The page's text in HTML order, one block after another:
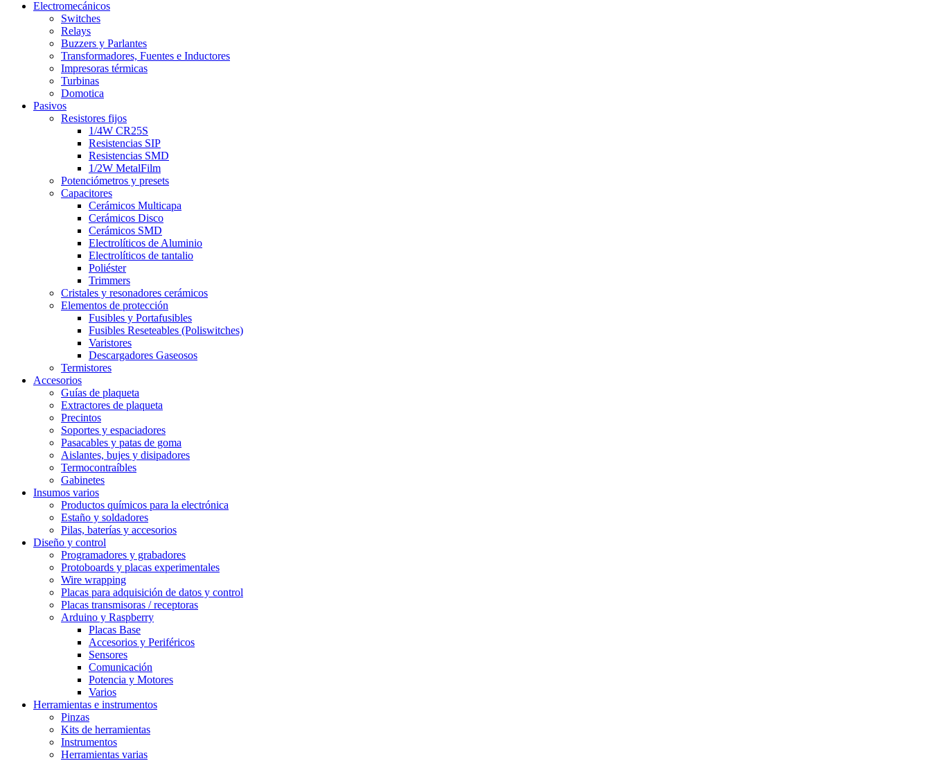
Electromecánicos
Switches
Relays
Buzzers y Parlantes
Transformadores, Fuentes e Inductores
Impresoras térmicas
Turbinas
Domotica
Pasivos
Resistores fijos
1/4W CR25S
Resistencias SIP
Resistencias SMD
1/2W MetalFilm
Potenciómetros y presets
Capacitores
Cerámicos Multicapa
Cerámicos Disco
Cerámicos SMD
Electrolíticos de Aluminio
Electrolíticos de tantalio
Poliéster
Trimmers
Cristales y resonadores cerámicos
Elementos de protección
Fusibles y Portafusibles
Fusibles Reseteables (Poliswitches)
Varistores
Descargadores Gaseosos
Termistores
Accesorios
Guías de plaqueta
Extractores de plaqueta
Precintos
Soportes y espaciadores
Pasacables y patas de goma
Aislantes, bujes y disipadores
Termocontraíbles
Gabinetes
Insumos varios
Productos químicos para la electrónica
Estaño y soldadores
Pilas, baterías y accesorios
Diseño y control
Programadores y grabadores
Protoboards y placas experimentales
Wire wrapping
Placas para adquisición de datos y control
Placas transmisoras / receptoras
Arduino y Raspberry
Placas Base
Accesorios y Periféricos
Sensores
Comunicación
Potencia y Motores
Varios
Herramientas e instrumentos
Pinzas
Kits de herramientas
Instrumentos
Herramientas varias